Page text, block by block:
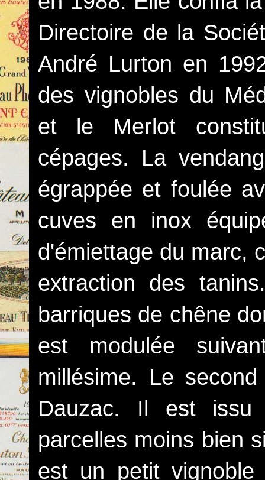
Directoire de la
André Lurton en
des vignobles du
et le Merlot
cépages. La
égrappée et foulée
cuves en inox
d'émiettage du marc,
extraction des
barriques de chêne
est modulée
millésime. Le
Dauzac. Il est
parcelles moins bien
est un petit